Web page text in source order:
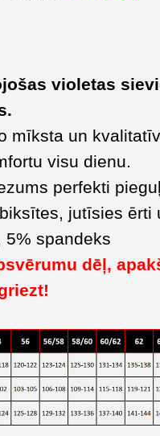
violetas
mīksta un
visu dienu.
perfekti
jutīsies ērti
5% spandeks
dēļ,